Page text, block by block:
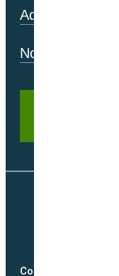
Copyright @2026